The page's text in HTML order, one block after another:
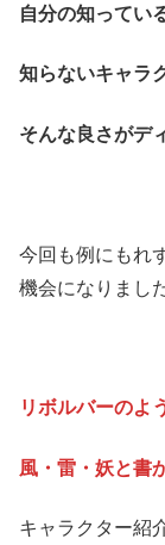
自分の知ってい
知らないキャラ
そんな良さがデ
今回も例にもれ
機会になりまし
リボルバーのよ
風・雷・妖と書
キャラクター紹